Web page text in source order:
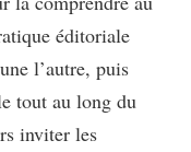
éditoriale
l’autre, puis
tout au long du
inviter les